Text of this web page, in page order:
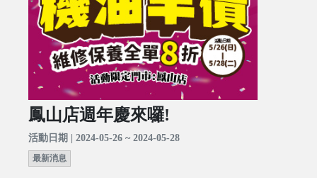
鳳山店週年慶來囉!
活動日期 | 2024-05-26 ~ 2024-05-28
最新消息